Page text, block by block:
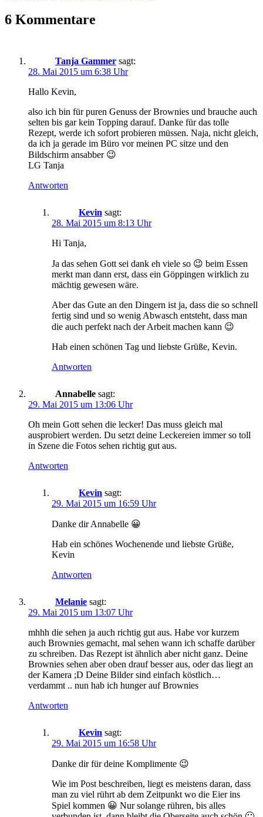
6 Kommentare
Tanja Gammer sagt:
28. Mai 2015 um 6:38 Uhr
Hallo Kevin,
also ich bin für puren Genuss der Brownies und brauche auch
selten bis gar kein Topping darauf. Danke für das tolle
Rezept, werde ich sofort probieren müssen. Naja, nicht gleich,
da ich ja gerade im Büro vor meinen PC sitze und den
Bildschirm ansabber 😉
LG Tanja
Antworten
Kevin sagt:
28. Mai 2015 um 8:13 Uhr
Hi Tanja,
Ja das sehen Gott sei dank eh viele so 😉 beim Essen
merkt man dann erst, dass ein Göppingen wirklich zu
mächtig gewesen wäre.
Aber das Gute an den Dingern ist ja, dass die so schnell
fertig sind und so wenig Abwasch entsteht, dass man
die auch perfekt nach der Arbeit machen kann 😉
Hab einen schönen Tag und liebste Grüße, Kevin.
Antworten
Annabelle sagt:
29. Mai 2015 um 13:06 Uhr
Oh mein Gott sehen die lecker! Das muss gleich mal
ausprobiert werden. Du setzt deine Leckereien immer so toll
in Szene die Fotos sehen richtig gut aus.
Antworten
Kevin sagt:
29. Mai 2015 um 16:59 Uhr
Danke dir Annabelle 😀
Hab ein schönes Wochenende und liebste Grüße,
Kevin
Antworten
Melanie sagt:
29. Mai 2015 um 13:07 Uhr
mhhh die sehen ja auch richtig gut aus. Habe vor kurzem
auch Brownies gemacht, mal sehen wann ich schaffe darüber
zu schreiben. Das Rezept ist ähnlich aber nicht ganz. Deine
Brownies sehen aber oben drauf besser aus, oder das liegt an
der Kamera ;D Deine Bilder sind einfach köstlich…
verdammt .. nun hab ich hunger auf Brownies
Antworten
Kevin sagt:
29. Mai 2015 um 16:58 Uhr
Danke dir für deine Komplimente 😉
Wie im Post beschreiben, liegt es meistens daran, dass
man zu viel rührt ab dem Zeitpunkt wo die Eier ins
Spiel kommen 😀 Nur solange rühren, bis alles